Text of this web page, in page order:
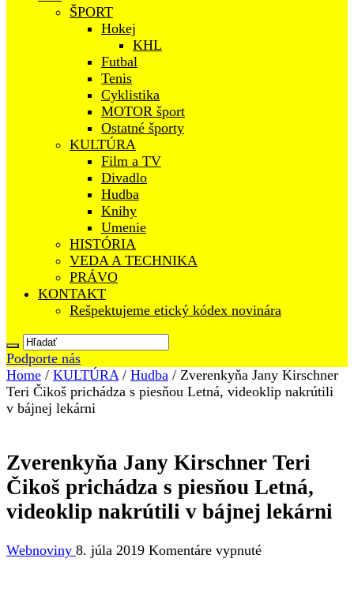
ŠPORT
Hokej
KHL
Futbal
Tenis
Cyklistika
MOTOR šport
Ostatné športy
KULTÚRA
Film a TV
Divadlo
Hudba
Knihy
Umenie
HISTÓRIA
VEDA A TECHNIKA
PRÁVO
KONTAKT
Rešpektujeme etický kódex novinára
Podporte nás
Home / KULTÚRA / Hudba / Zverenkyňa Jany Kirschner
Teri Čikoš prichádza s piesňou Letná, videoklip nakrútili
v bájnej lekárni
Zverenkyňa Jany Kirschner Teri
Čikoš prichádza s piesňou Letná,
videoklip nakrútili v bájnej lekárni
Webnoviny 8. júla 2019 Komentáre vypnuténa